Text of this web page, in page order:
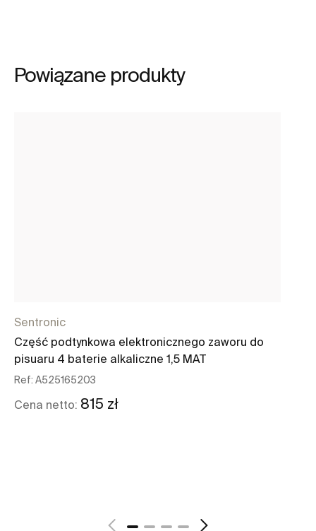
Powiązane produkty
Sentronic
Część podtynkowa elektronicznego zaworu do
pisuaru 4 baterie alkaliczne 1,5 MAT
Ref: A525165203
Cena netto: 815 zł